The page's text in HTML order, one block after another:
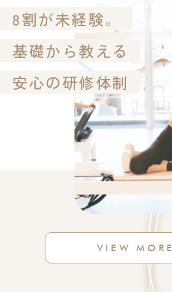
8割が未経験。
基礎から教える
安心の研修体制
VIEW MORE